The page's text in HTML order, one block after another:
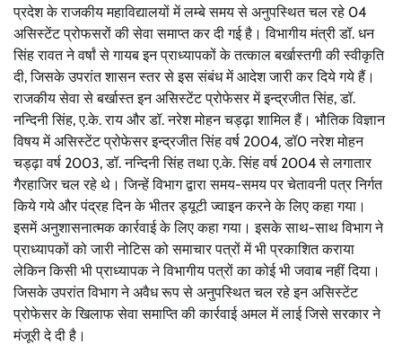
प्रदेश के राजकीय महाविद्यालयों में लम्बे समय से अनुपस्थित चल रहे 04
असिस्टेंट प्रोफसरों की सेवा समाप्त कर दी गई है। विभागीय मंत्री डॉ. धन
सिंह रावत ने वर्षां से गायब इन प्राध्यापकों के तत्काल बर्खास्तगी की स्वीकृति
दी, जिसके उपरांत शासन स्तर से इस संबंध में आदेश जारी कर दिये गये हैं।
राजकीय सेवा से बर्खास्त इन असिस्टेंट प्रोफेसर में इन्द्रजीत सिंह, डॉ.
नन्दिनी सिंह, ए.के. राय और डॉ. नरेश मोहन चड्ढ़ा शामिल हैं। भौतिक विज्ञान
विषय में असिस्टेंट प्रोफेसर इन्द्रजीत सिंह वर्ष 2004, डॉ0 नरेश मोहन
चड्ढ़ा वर्ष 2003, डॉ. नन्दिनी सिंह तथा ए.के. सिंह वर्ष 2004 से लगातार
गैरहाजिर चल रहे थे। जिन्हें विभाग द्वारा समय-समय पर चेतावनी पत्र निर्गत
किये गये और पंद्रह दिन के भीतर ड्यूटी ज्वाइन करने के लिए कहा गया।
इसमें अनुशासनात्मक कार्रवाई के लिए कहा गया। इसके साथ-साथ विभाग ने
प्राध्यापकों को जारी नोटिस को समाचार पत्रों में भी प्रकाशित कराया
लेकिन किसी भी प्राध्यापक ने विभागीय पत्रों का कोई भी जवाब नहीं दिया।
जिसके उपरांत विभाग ने अवैध रूप से अनुपस्थित चल रहे इन असिस्टेंट
प्रोफेसर के खिलाफ सेवा समाप्ति की कार्रवाई अमल में लाई जिसे सरकार ने
मंजूरी दे दी है।